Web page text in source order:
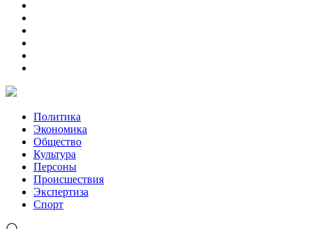
Политика
Экономика
Общество
Культура
Персоны
Происшествия
Экспертиза
Спорт